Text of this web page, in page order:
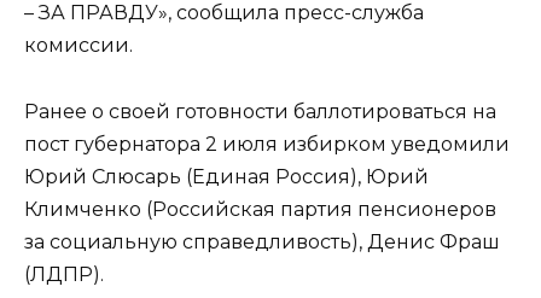
– ЗА ПРАВДУ», сообщила пресс-служба
комиссии.
Ранее о своей готовности баллотироваться на
пост губернатора 2 июля избирком уведомили
Юрий Слюсарь (Единая Россия), Юрий
Климченко (Российская партия пенсионеров
за социальную справедливость), Денис Фраш
(ЛДПР).